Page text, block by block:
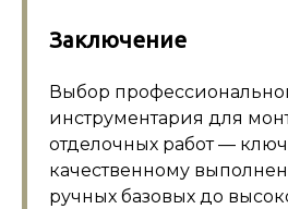
Заключение
Выбор
инструментария для
отделочных работ —
качественному
ручных базовых до